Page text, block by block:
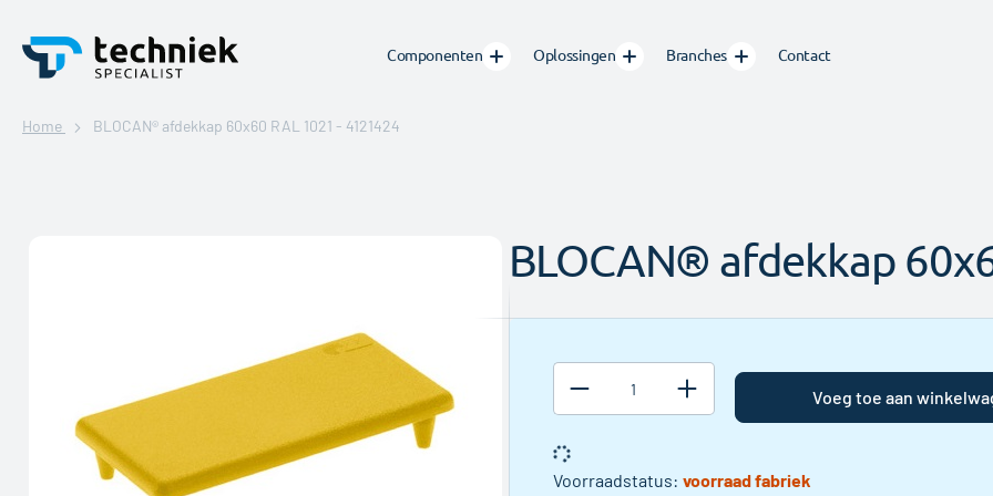
Componenten Oplossingen Branches Contact
Home BLOCAN® afdekkap 60x60 RAL 1021 - 4121424
gallerij
BLOCAN® afdekkap
wordt er een
zaagtoeslag
Voeg toe aan
Voorraadstatus voorraad fabriek